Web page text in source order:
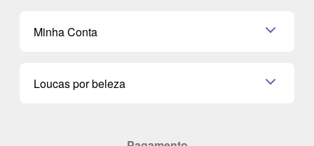
Nossas lojas
La Vie Est Belle Lancôme
Minha Conta
Meus endereços
Loucas por beleza